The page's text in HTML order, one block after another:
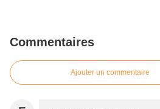
Commentaires
Ajouter un commentaire